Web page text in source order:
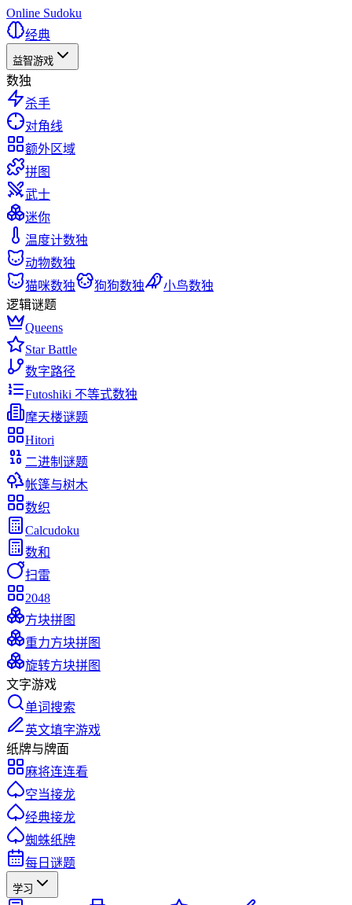
Online Sudoku
经典
益智游戏
数独
杀手
对角线
额外区域
拼图
武士
迷你
温度计数独
动物数独
猫咪数独
狗狗数独
小鸟数独
逻辑谜题
Queens
Star Battle
数字路径
Futoshiki 不等式数独
摩天楼谜题
Hitori
二进制谜题
帐篷与树木
数织
Calcudoku
数和
扫雷
2048
方块拼图
重力方块拼图
旋转方块拼图
文字游戏
单词搜索
英文填字游戏
纸牌与牌面
麻将连连看
空当接龙
经典接龙
蜘蛛纸牌
每日谜题
学习